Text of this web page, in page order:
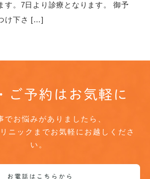
す。7日より診療となります。 御予
け下さ […]
ご予約はお気軽に
でお悩みがありましたら、
ニックまでお気軽にお越しくださ
い。